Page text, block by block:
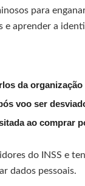
para
e aprender a
da
voo ser
ao comprar
do INSS e
dados pessoais.